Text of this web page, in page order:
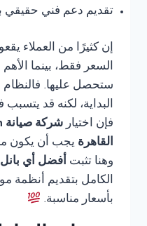
تقديم دعم فني حقيقي
إن كثيرًا من العملاء
السعر فقط، بينما الأهم
ستحصل عليها. فالنظام
البداية، لكنه قد
فإن اختيار
القاهرة يجب أن يكون
وهنا تثبت أفضل أي بانل
الكامل بتقديم أنظمة
بأسعار مناسبة.